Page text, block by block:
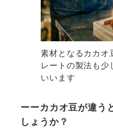
素材となるカカオ
レートの製法も少
いいます
ーーカカオ豆が違う
しょうか？